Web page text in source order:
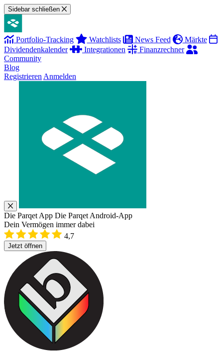
Sidebar schließen
Portfolio-Tracking Watchlists News Feed
Märkte
Dividendenkalender
Integrationen
Finanzrechner
Community
Blog
Registrieren Anmelden
Die Parqet App Die Parqet Android-App
Dein Vermögen immer dabei
4,7
Jetzt öffnen